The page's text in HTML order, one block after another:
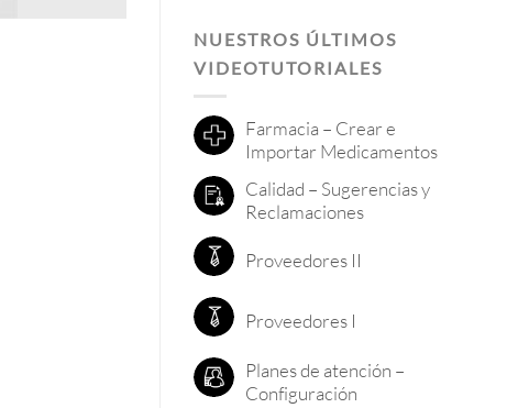
NUESTROS ÚLTIMOS
VIDEOTUTORIALES
Farmacia – Crear e
Importar Medicamentos
Calidad – Sugerencias y
Reclamaciones
Proveedores II
Proveedores I
Planes de atención –
Configuración